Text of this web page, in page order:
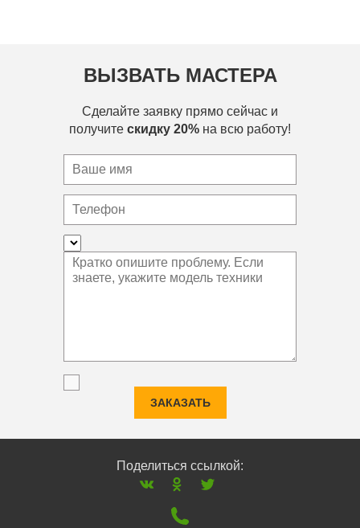
ВЫЗВАТЬ МАСТЕРА
Сделайте заявку прямо сейчас и
получите скидку 20% на всю работу!
ЗАКАЗАТЬ
Поделиться ссылкой: